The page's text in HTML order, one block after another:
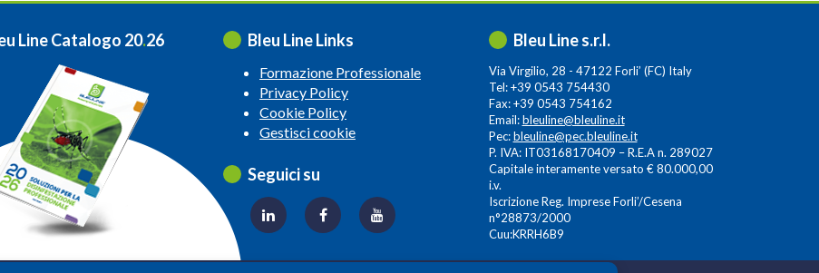
Line Catalogo 20.26 Bleu Line Links
Formazione Professionale
Privacy Policy
Cookie Policy
Gestisci cookie
Seguici su
Bleu Line s.r.l.
Via Virgilio, 28 - 47122 Forli’ (FC) Italy
Tel: +39 0543 754430
Fax: +39 0543 754162
Email:bleuline@bleuline.it
Pec:bleuline@pec.bleuline.it
P. IVA: IT03168170409 – R.E.A n. 289027
Capitale interamente versato € 80.000,00
i.v.
Iscrizione Reg. Imprese Forli’/Cesena
n°28873/2000
Cuu:KRRH6B9